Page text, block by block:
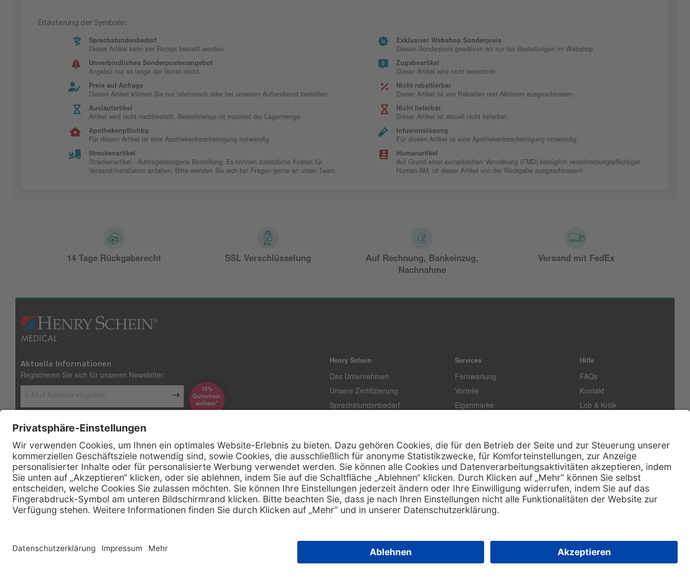
Erläuterung der Symbole:
Sprechstundenbedarf
Dieser Artikel kann per Rezept bestellt werden.
Exklusiver Webshop Sonderpreis
Diesen Sonderpreis gewähren wir nur bei Bestellungen im Webshop.
Unverbindliches Sonderpostenangebot
Angebot nur so lange der Vorrat reicht.
Zugabeartikel
Dieser Artikel wird nicht berechnet.
Preis auf Anfrage
Diesen Artikel können Sie nur telefonisch oder bei unserem Außendienst bestellen.
Nicht rabattierbar
Dieser Artikel ist von Rabatten und Aktionen ausgeschlossen.
Auslaufartikel
Artikel wird nicht nachbestellt. Bestellmenge ist maximal der Lagermenge.
Nicht lieferbar
Dieser Artikel ist aktuell nicht lieferbar.
Apothekenpflichtig
Für diesen Artikel ist eine Apothekenbescheinigung notwendig.
Infusionslösung
Für diesen Artikel ist eine Apothekenbescheinigung notwendig.
Streckenartikel
Streckenartikel - Auftragsbezogene Bestellung. Es können zusätzliche Kosten für
Versand/Installation anfallen. Bitte wenden Sie sich bei Fragen gerne an unser Team.
Humanartikel
Auf Grund einer europäischen Verordnung (FMD) bezüglich verschreibungspflichtiger
Human-AM, ist dieser Artikel von der Rückgabe ausgeschlossen!
14 Tage Rückgaberecht SSL Verschlüsselung
Auf Rechnung, Bankeinzug,
Nachnahme
Versand mit FedEx
Aktuelle Informationen
Registrieren Sie sich für unseren Newsletter:
15%
Gutschein
*sichern
Kontakt
Firmensitz
Henry Schein Medical GmbH
Alt-Moabit 96 b
D-10559 Berlin
Telefon: 0800 - 888 777 6
E-Mail: info @ henryschein-med.de
Henry Schein
Das Unternehmen
Unsere Zertifizierung
Sprechstundenbedarf
Services
Fernwartung
Vorteile
Eigenmarke
Kataloge
Hilfe
FAQs
Kontakt
Lob & Kritik
E-Rechnung
Zertifikat Rechtliches
Impressum
Datenschutz